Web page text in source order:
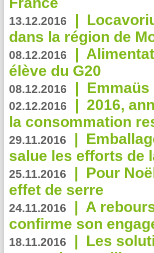
13.12.2016 |
dans la région de
08.12.2016 |
élève du G20
08.12.2016 |
02.12.2016 | 2016,
la consommation
29.11.2016 |
salue les efforts de
25.11.2016 | Pour
effet de serre
24.11.2016 | A
confirme son
18.11.2016 | Les